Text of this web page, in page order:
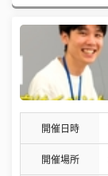
開催日時
開催場所